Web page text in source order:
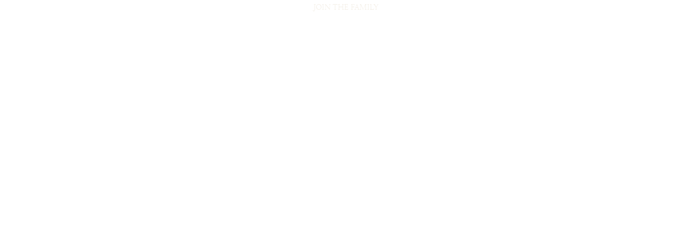
JOIN THE FAMILY